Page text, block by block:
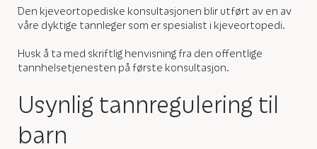
Den kjeveortopediske konsultasjonen blir utført av en av
våre dyktige tannleger som er spesialist i kjeveortopedi.
Husk å ta med skriftlig henvisning fra den offentlige
tannhelsetjenesten på første konsultasjon.
Usynlig tannregulering til
barn